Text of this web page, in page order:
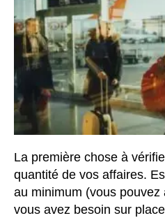
La première chose à
quantité de vos affaires.
au minimum (vous
vous avez besoin sur